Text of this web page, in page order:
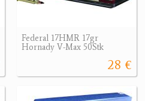
Federal 17HMR 17gr
Hornady V-Max 50Stk
28 €